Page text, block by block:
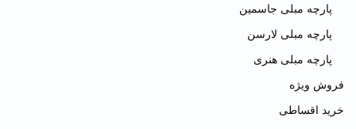
پارچه مبلی جاسمین
پارچه مبلی لارسن
پارچه مبلی هنری
فروش ویژه
خرید اقساطی